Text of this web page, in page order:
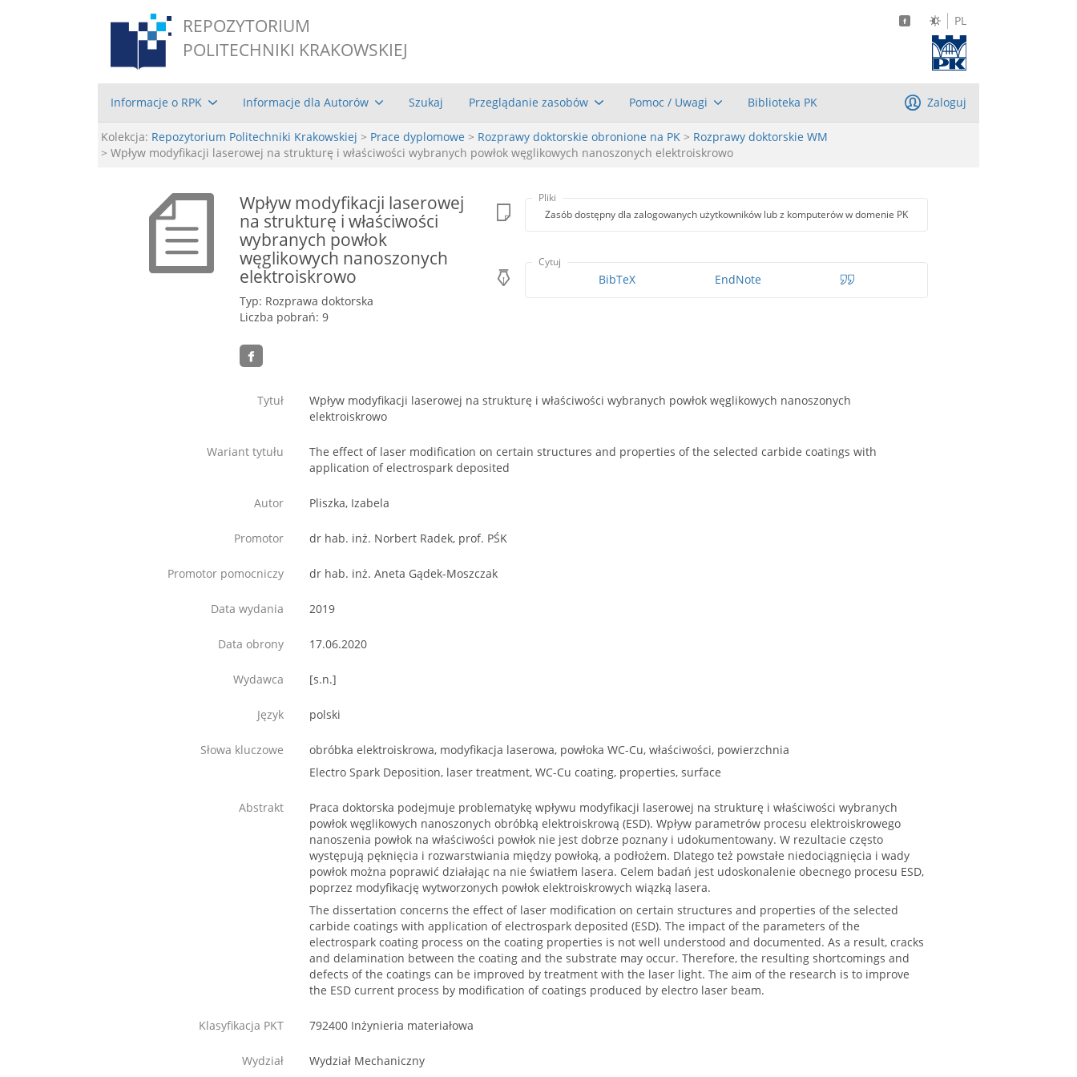
REPOZYTORIUM
POLITECHNIKI KRAKOWSKIEJ
PL
Informacje o RPK Informacje dla Autorów Szukaj Przeglądanie zasobów Pomoc / Uwagi Biblioteka PK Zaloguj
Kolekcja: Repozytorium Politechniki Krakowskiej > Prace dyplomowe > Rozprawy doktorskie obronione na PK > Rozprawy doktorskie WM
> Wpływ modyfikacji laserowej na strukturę i właściwości wybranych powłok węglikowych nanoszonych elektroiskrowo
Wpływ modyfikacji laserowej
na strukturę i właściwości
wybranych powłok
węglikowych nanoszonych
elektroiskrowo
Typ: Rozprawa doktorska
Liczba pobrań: 9
Pliki
Zasób dostępny dla zalogowanych użytkowników lub z komputerów w domenie PK
Cytuj
BibTeX EndNote
Tytuł
Wpływ modyfikacji laserowej na strukturę i właściwości wybranych powłok węglikowych nanoszonych
elektroiskrowo
Wariant tytułu
The effect of laser modification on certain structures and properties of the selected carbide coatings with
application of electrospark deposited
Autor Pliszka, Izabela
Promotor dr hab. inż. Norbert Radek, prof. PŚK
Promotor pomocniczy dr hab. inż. Aneta Gądek-Moszczak
Data wydania 2019
Data obrony 17.06.2020
Wydawca [s.n.]
Język polski
Słowa kluczowe
obróbka elektroiskrowa, modyfikacja laserowa, powłoka WC-Cu, właściwości, powierzchnia
Electro Spark Deposition, laser treatment, WC-Cu coating, properties, surface
Abstrakt
Praca doktorska podejmuje problematykę wpływu modyfikacji laserowej na strukturę i właściwości wybranych
powłok węglikowych nanoszonych obróbką elektroiskrową (ESD). Wpływ parametrów procesu elektroiskrowego
nanoszenia powłok na właściwości powłok nie jest dobrze poznany i udokumentowany. W rezultacie często
występują pęknięcia i rozwarstwiania między powłoką, a podłożem. Dlatego też powstałe niedociągnięcia i wady
powłok można poprawić działając na nie światłem lasera. Celem badań jest udoskonalenie obecnego procesu ESD,
poprzez modyfikację wytworzonych powłok elektroiskrowych wiązką lasera.
The dissertation concerns the effect of laser modification on certain structures and properties of the selected
carbide coatings with application of electrospark deposited (ESD). The impact of the parameters of the
electrospark coating process on the coating properties is not well understood and documented. As a result, cracks
and delamination between the coating and the substrate may occur. Therefore, the resulting shortcomings and
defects of the coatings can be improved by treatment with the laser light. The aim of the research is to improve
the ESD current process by modification of coatings produced by electro laser beam.
Klasyfikacja PKT 792400 Inżynieria materiałowa
Wydział Wydział Mechaniczny